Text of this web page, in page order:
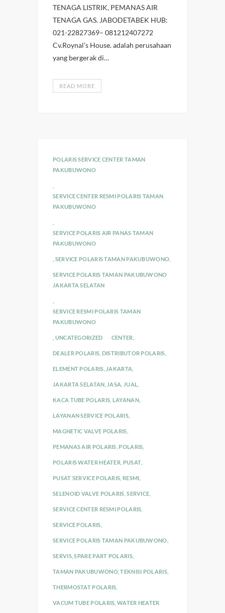
TENAGA LISTRIK, PEMANAS AIR
TENAGA GAS. JABODETABEK HUB:
021-22827369– 081212407272
Cv.Roynal’s House. adalah perusahaan
yang bergerak di…
READ MORE
POLARIS SERVICE CENTER TAMAN
PAKUBUWONO
SERVICE CENTER RESMI POLARIS TAMAN
PAKUBUWONO
SERVICE POLARIS AIR PANAS TAMAN
PAKUBUWONO
SERVICE POLARIS TAMAN PAKUBUWONO
SERVICE POLARIS TAMAN PAKUBUWONO
JAKARTA SELATAN
SERVICE RESMI POLARIS TAMAN
PAKUBUWONO
UNCATEGORIZED CENTER
DEALER POLARIS DISTRIBUTOR POLARIS
ELEMENT POLARIS JAKARTA
JAKARTA SELATAN JASA JUAL
KACA TUBE POLARIS LAYANAN,
LAYANAN SERVICE POLARIS,
MAGNETIC VALVE POLARIS
PEMANAS AIR POLARIS POLARIS
POLARIS WATER HEATER PUSAT
PUSAT SERVICE POLARIS RESMI
SELENOID VALVE POLARIS ,SERVICE
SERVICE CENTER RESMI POLARIS
SERVICE POLARIS
SERVICE POLARIS TAMAN PAKUBUWONO
SERVIS,SPARE PART POLARIS,
TAMAN PAKUBUWONO,TEKNISI POLARIS,
THERMOSTAT POLARIS
VACUM TUBE POLARIS ,WATER HEATER